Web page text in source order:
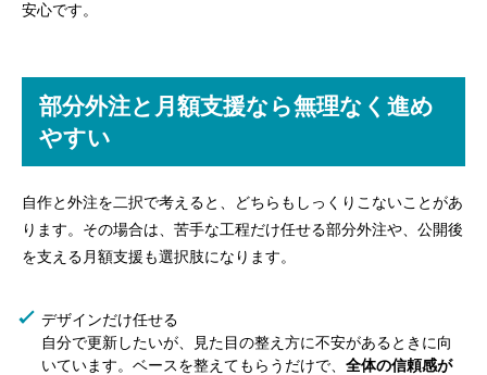
安心です。
部分外注と月額支援なら無理なく進め
やすい
自作と外注を二択で考えると、どちらもしっくりこないことがあ
ります。その場合は、苦手な工程だけ任せる部分外注や、公開後
を支える月額支援も選択肢になります。
デザインだけ任せる
自分で更新したいが、見た目の整え方に不安があるときに向
いています。ベースを整えてもらうだけで、全体の信頼感が